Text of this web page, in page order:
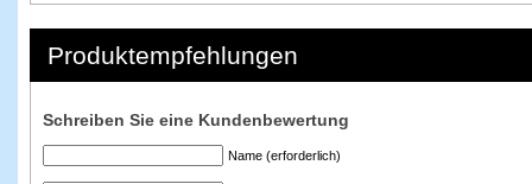
Produktempfehlungen
Schreiben Sie eine Kundenbewertung
Name (erforderlich)